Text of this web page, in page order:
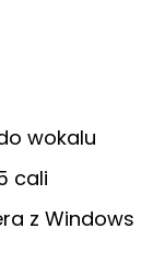
wokalu
cali
z Windows